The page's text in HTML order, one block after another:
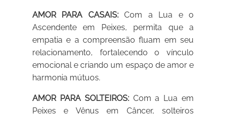
AMOR PARA CASAIS:Com a Lua e o
Ascendente em Peixes, permita que a
empatia e a compreensão fluam em seu
relacionamento, fortalecendo o vínculo
emocional e criando um espaço de amor e
harmonia mútuos.
AMOR PARA SOLTEIROS:Com a Lua em
Peixes e Vênus em Câncer, solteiros